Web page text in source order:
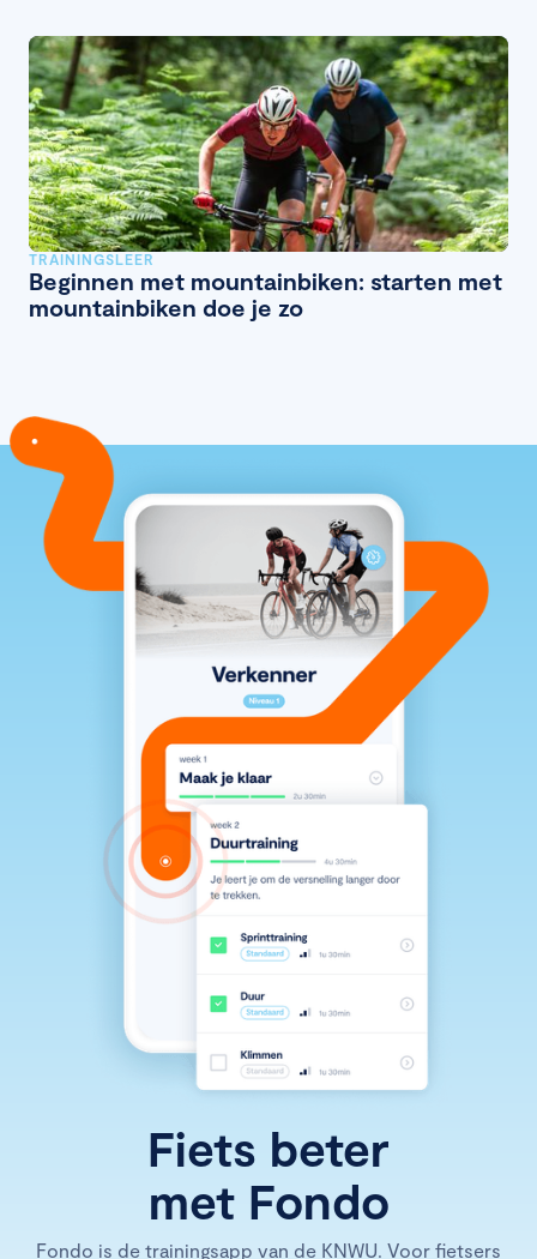
TRAININGSLEER
Beginnen met mountainbiken: starten met
mountainbiken doe je zo
Fiets beter
met Fondo
Fondo is de trainingsapp van de KNWU. Voor fietsers